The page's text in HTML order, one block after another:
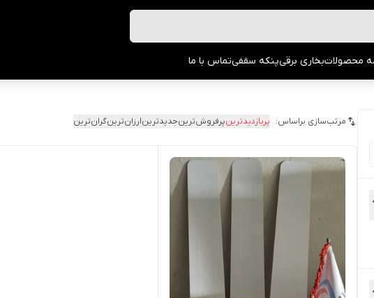
محصولاتبخاری برقیپنکه سقفیتماس با ما
مرتب‌سازی براساس: پربازدیدترینپرفروش‌ترینجدیدترینارزان‌ترینگران‌ترین